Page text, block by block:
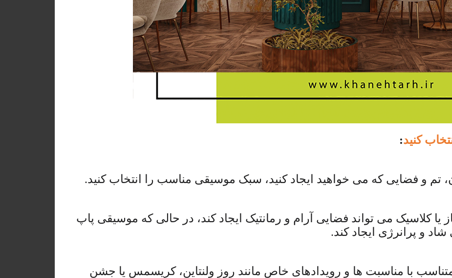
کنید:
تم و فضایی که می خواهید ایجاد کنید، سبک موسیقی مناسب را انتخاب کنید.
یا کلاسیک می تواند فضایی آرام و رمانتیک ایجاد کند، در حالی که موسیقی پاپ
و پرانرژی ایجاد کند.
با مناسبت ها و رویدادهای خاص مانند روز ولنتاین، کریسمس یا جشن